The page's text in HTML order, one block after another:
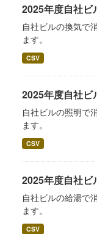
2025年度自社ビ
自社ビルの換気で
ます。
CSV
2025年度自社ビ
自社ビルの照明で
ます。
CSV
2025年度自社ビ
自社ビルの給湯で
ます。
CSV